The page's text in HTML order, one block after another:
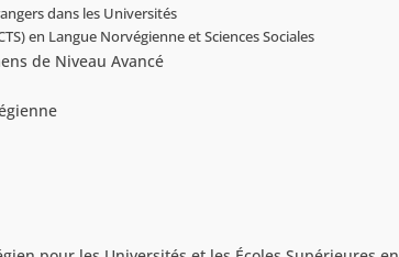
dans les Universités
en Langue Norvégienne et Sciences Sociales
de Niveau Avancé